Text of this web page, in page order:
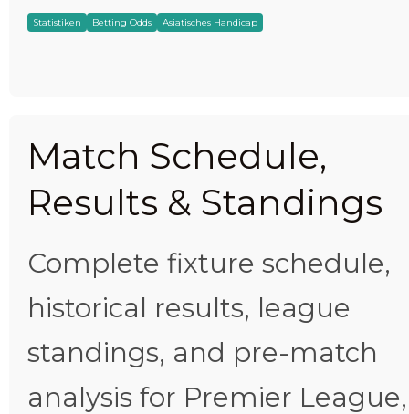
Statistiken Betting Odds Asiatisches Handicap
Match Schedule,
Results & Standings
Complete fixture schedule,
historical results, league
standings, and pre-match
analysis for Premier League,